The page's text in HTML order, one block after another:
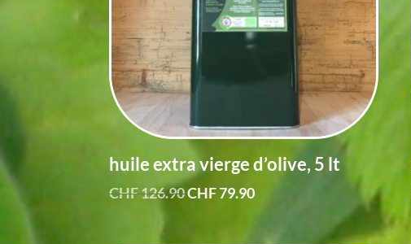
huile extra vierge d’olive, 5 lt
CHF126.90Le
CHF79.90Le
actuel